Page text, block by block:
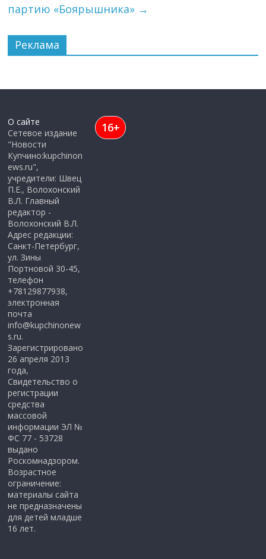
партию «Боярышника» →
Реклама
О сайте
Сетевое издание
"Новости
Купчино:kupchinon
ews.ru",
учредители: Швец
П.Е., Волохонский
В.Л. Главный
редактор -
Волохонский В.Л.
Адрес редакции:
Санкт-Петербург,
ул. Зины
Портновой 30-45,
телефон
+78129877938,
электронная
почта
info@kupchinonew
s.ru.
Зарегистрировано
26 апреля 2013
года,
Свидетельство о
регистрации
средства
массовой
информации ЭЛ №
ФС 77 - 53728
выдано
Роскомнадзором.
Возрастное
ограничение:
материалы сайта
не предназначены
для детей младше
16 лет.
16+